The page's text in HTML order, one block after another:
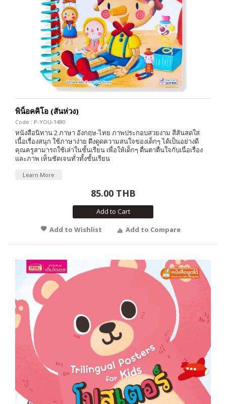
พิน็อคคิโอ (สันห่วง)
Code : P-YOU-1490
หนังสือนิทาน 2 ภาษา อังกฤษ-ไทย ภาพประกอบสวยงาม สีสันสดใส
เนื้อเรื่องสนุก ใช้ภาษาง่าย ดึงดูดความสนใจของเด็กๆ ได้เป็นอย่างดี
คุณครูสามารถใช้เล่าในชั้นเรียน เพื่อให้เด็กๆ ตื่นตาตื่นใจกับเนื่อเรื่อง
และภาพ เห็นชัดเจนทั่วทั้งชั้นเรียน
Learn More
85.00 THB
Add to Cart
Add to Wishlist
Add to Compare